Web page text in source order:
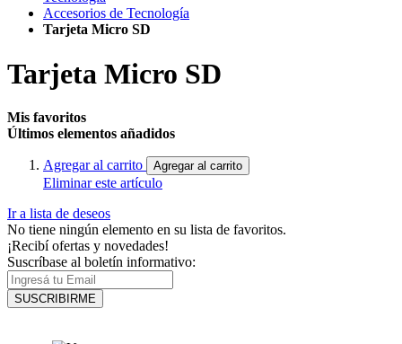
Accesorios de Tecnología
Tarjeta Micro SD
Tarjeta Micro SD
Mis favoritos
Últimos elementos añadidos
Agregar al carrito Agregar al carrito
Eliminar este artículo
Ir a lista de deseos
No tiene ningún elemento en su lista de favoritos.
¡Recibí ofertas y novedades!
Suscríbase al boletín informativo:
SUSCRIBIRME